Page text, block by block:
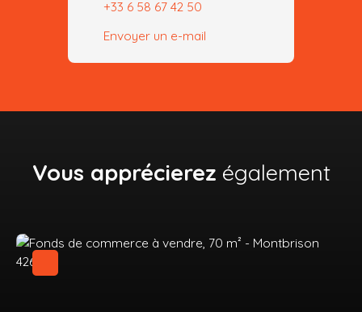
+33 6 58 67 42 50
Envoyer un e-mail
Vous apprécierez également